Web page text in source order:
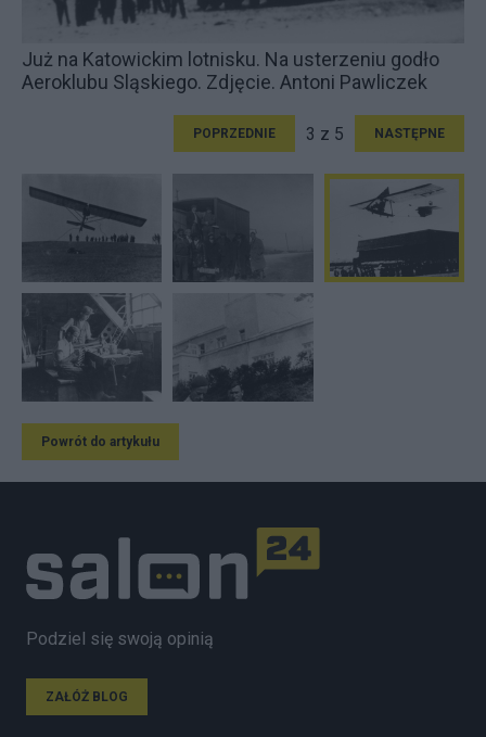
Już na Katowickim lotnisku. Na usterzeniu godło
Aeroklubu Sląskiego. Zdjęcie. Antoni Pawliczek
POPRZEDNIE 3 z 5 NASTĘPNE
Powrót do artykułu
Podziel się swoją opinią
ZAŁÓŻ BLOG